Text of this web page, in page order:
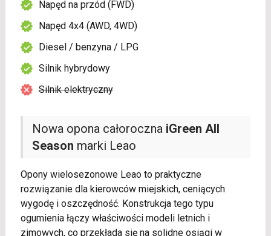
Nowa opona całoroczna iGreen All
Season marki Leao
Opony wielosezonowe Leao to praktyczne
rozwiązanie dla kierowców miejskich, ceniących
wygodę i oszczędność. Konstrukcja tego typu
ogumienia łączy właściwości modeli letnich i
zimowych, co przekłada się na solidne osiągi w
Napęd na przód (FWD)
Napęd 4x4 (AWD, 4WD)
Diesel / benzyna / LPG
Silnik hybrydowy
Silnik elektryczny